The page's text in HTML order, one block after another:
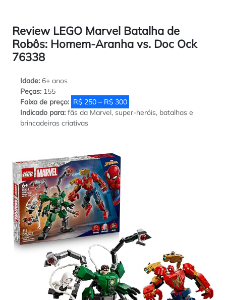
Review LEGO Marvel Batalha de
Robôs: Homem-Aranha vs. Doc Ock
76338
Idade: 6+ anos
Peças: 155
Faixa de preço: R$ 250 – R$ 300
Indicado para: fãs da Marvel, super-heróis, batalhas e
brincadeiras criativas